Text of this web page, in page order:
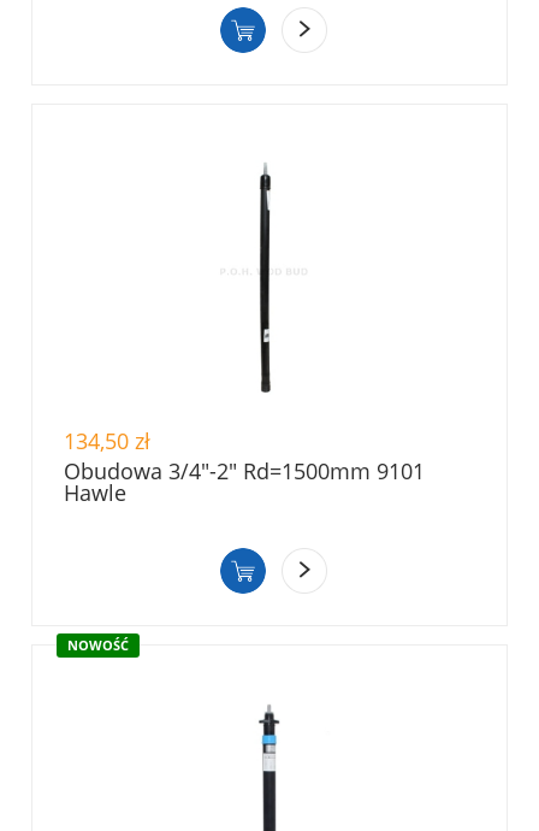
134,50 zł
Obudowa 3/4"-2" Rd=1500mm 9101
Hawle
NOWOŚĆ